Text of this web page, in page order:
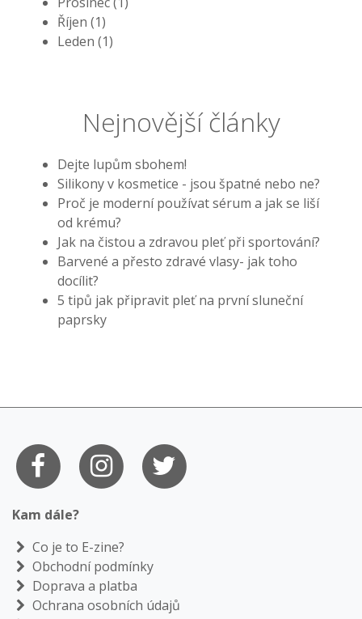
Říjen (1)
Leden (1)
Nejnovější články
Dejte lupům sbohem!
Silikony v kosmetice - jsou špatné nebo ne?
Proč je moderní používat sérum a jak se liší
od krému?
Jak na čistou a zdravou pleť při sportování?
Barvené a přesto zdravé vlasy- jak toho
docílit?
5 tipů jak připravit pleť na první sluneční
paprsky
Kam dále?
Co je to E-zine?
Obchodní podmínky
Doprava a platba
Ochrana osobních údajů